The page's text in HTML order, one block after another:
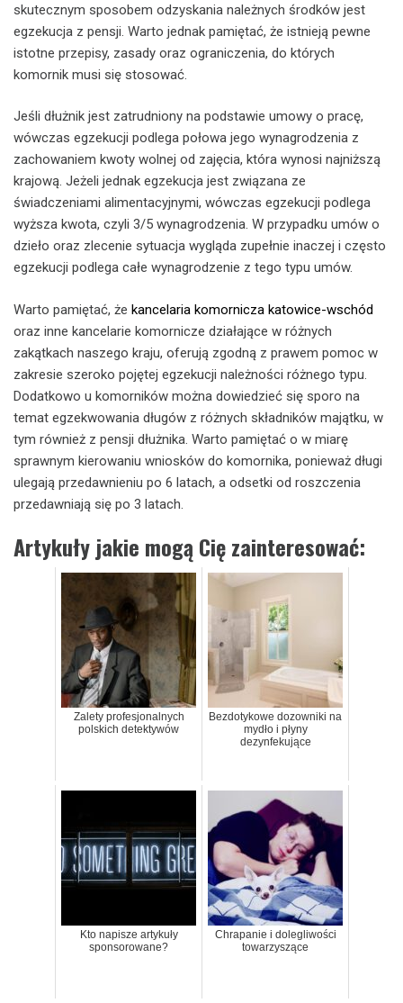
skutecznym sposobem odzyskania należnych środków jest
egzekucja z pensji. Warto jednak pamiętać, że istnieją pewne
istotne przepisy, zasady oraz ograniczenia, do których
komornik musi się stosować.
Jeśli dłużnik jest zatrudniony na podstawie umowy o pracę,
wówczas egzekucji podlega połowa jego wynagrodzenia z
zachowaniem kwoty wolnej od zajęcia, która wynosi najniższą
krajową. Jeżeli jednak egzekucja jest związana ze
świadczeniami alimentacyjnymi, wówczas egzekucji podlega
wyższa kwota, czyli 3/5 wynagrodzenia. W przypadku umów o
dzieło oraz zlecenie sytuacja wygląda zupełnie inaczej i często
egzekucji podlega całe wynagrodzenie z tego typu umów.
Warto pamiętać, że kancelaria komornicza katowice-wschód
oraz inne kancelarie komornicze działające w różnych
zakątkach naszego kraju, oferują zgodną z prawem pomoc w
zakresie szeroko pojętej egzekucji należności różnego typu.
Dodatkowo u komorników można dowiedzieć się sporo na
temat egzekwowania długów z różnych składników majątku, w
tym również z pensji dłużnika. Warto pamiętać o w miarę
sprawnym kierowaniu wniosków do komornika, ponieważ długi
ulegają przedawnieniu po 6 latach, a odsetki od roszczenia
przedawniają się po 3 latach.
Artykuły jakie mogą Cię zainteresować:
Zalety profesjonalnych
polskich detektywów
Bezdotykowe dozowniki na
mydło i płyny
dezynfekujące
Kto napisze artykuły
sponsorowane?
Chrapanie i dolegliwości
towarzyszące